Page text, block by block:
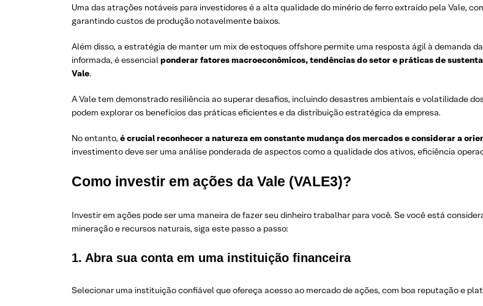
Uma das atrações notáveis para investidores é a alta qualidade do minério de ferro extraído pela Vale,
garantindo custos de produção notavelmente baixos.
Além disso, a estratégia de manter um mix de estoques offshore permite uma resposta ágil à demanda
informada, é essencialponderar fatores macroeconômicos, tendências do setor e práticas de
Vale.
A Vale tem demonstrado resiliência ao superar desafios, incluindo desastres ambientais e volatilidade
podem explorar os benefícios das práticas eficientes e da distribuição estratégica da empresa.
No entanto, é crucial reconhecer a natureza em constante mudança dos mercados e considerar a
investimento deve ser uma análise ponderada de aspectos como a qualidade dos ativos, eficiência
Como investir em ações da Vale (VALE3)?
Investir em ações pode ser uma maneira de fazer seu dinheiro trabalhar para você. Se você está
mineração e recursos naturais, siga este passo a passo:
1. Abra sua conta em uma instituição financeira
Selecionar uma instituição confiável que ofereça acesso ao mercado de ações, com boa reputação e